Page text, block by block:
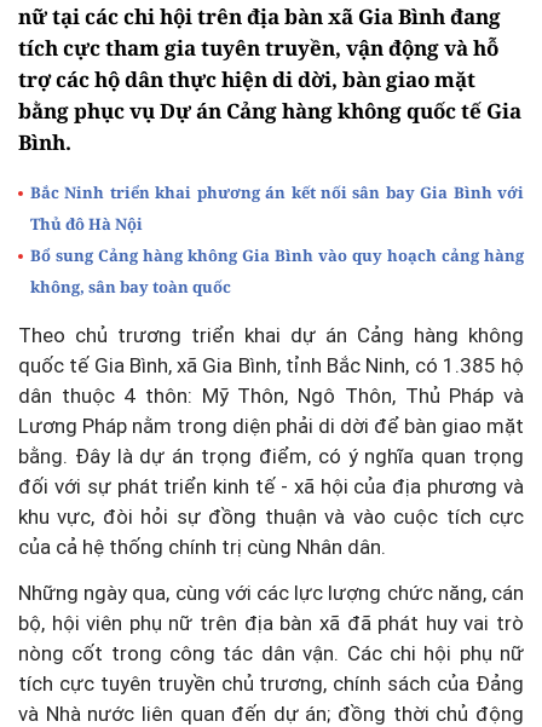
nữ tại các chi hội trên địa bàn xã Gia Bình đang
tích cực tham gia tuyên truyền, vận động và hỗ
trợ các hộ dân thực hiện di dời, bàn giao mặt
bằng phục vụ Dự án Cảng hàng không quốc tế Gia
Bình.
Bắc Ninh triển khai phương án kết nối sân bay Gia Bình với
Thủ đô Hà Nội
Bổ sung Cảng hàng không Gia Bình vào quy hoạch cảng hàng
không, sân bay toàn quốc
Theo chủ trương triển khai dự án Cảng hàng không
quốc tế Gia Bình, xã Gia Bình, tỉnh Bắc Ninh, có 1.385 hộ
dân thuộc 4 thôn: Mỹ Thôn, Ngô Thôn, Thủ Pháp và
Lương Pháp nằm trong diện phải di dời để bàn giao mặt
bằng. Đây là dự án trọng điểm, có ý nghĩa quan trọng
đối với sự phát triển kinh tế - xã hội của địa phương và
khu vực, đòi hỏi sự đồng thuận và vào cuộc tích cực
của cả hệ thống chính trị cùng Nhân dân.
Những ngày qua, cùng với các lực lượng chức năng, cán
bộ, hội viên phụ nữ trên địa bàn xã đã phát huy vai trò
nòng cốt trong công tác dân vận. Các chi hội phụ nữ
tích cực tuyên truyền chủ trương, chính sách của Đảng
và Nhà nước liên quan đến dự án; đồng thời chủ động